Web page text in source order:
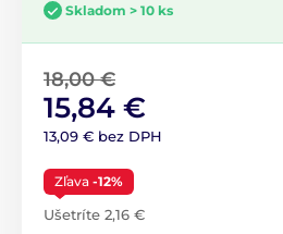
Skladom > 10 ks
18,00 €
15,84 €
13,09 € bez DPH
Zľava -12%
Ušetríte 2,16 €